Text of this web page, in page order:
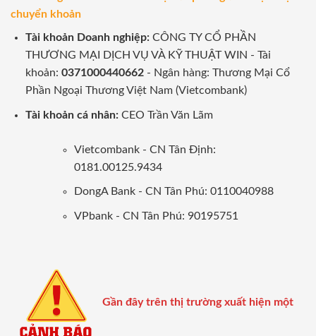
chuyển khoản
Tài khoản Doanh nghiệp:CÔNG TY CỔ PHẦN
THƯƠNG MẠI DỊCH VỤ VÀ KỸ THUẬT WIN - Tài
khoản: 0371000440662- Ngân hàng: Thương Mại Cổ
Phần Ngoại Thương Việt Nam (Vietcombank)
Tài khoản cá nhân: CEO Trần Văn Lãm
Vietcombank - CN Tân Định:
0181.00125.9434
DongA Bank - CN Tân Phú: 0110040988
VPbank - CN Tân Phú: 90195751
Gần đây trên thị trường xuất hiện một